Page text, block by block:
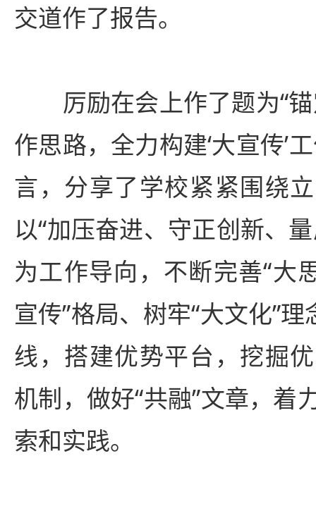
交道作了报告。
厉励在会上作了题为“锚
作思路，全力构建‘大宣传’
言，分享了学校紧紧围绕
以“加压奋进、守正创新、
为工作导向，不断完善“大
宣传”格局、树牢“大文化”
线，搭建优势平台，挖掘
机制，做好“共融”文章，着
索和实践。